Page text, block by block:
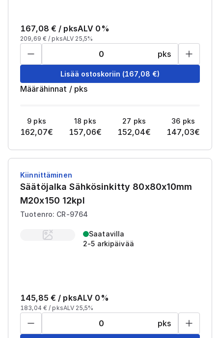
167,08 € / pksALV 0%
209,69 € / pksALV 25,5%
pks
Lisää ostoskoriin (167,08 €)
Määrähinnat / pks
9 pks
162,07€
18 pks
157,06€
27 pks
152,04€
36 pks
147,03€
Kiinnittäminen
Säätöjalka Sähkösinkitty 80x80x10mm
M20x150 12kpl
Tuotenro: CR-9764
Saatavilla
2-5 arkipäivää
145,85 € / pksALV 0%
183,04 € / pksALV 25,5%
pks